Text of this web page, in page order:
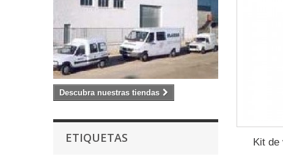
Descubra nuestras tiendas
ETIQUETAS
Kit de